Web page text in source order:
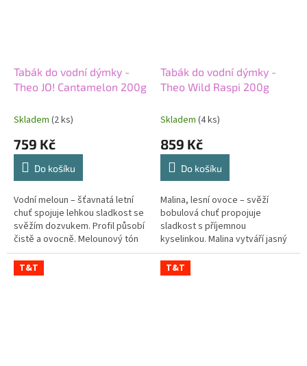
Tabák do vodní dýmky -
Theo JO! Cantamelon 200g
Skladem (2 ks)
759 Kč
Do košíku
Vodní meloun – šťavnatá letní
chuť spojuje lehkou sladkost se
svěžím dozvukem. Profil působí
čistě a ovocně. Melounový tón
není zbytečně těžký. Lehká síla
podporuje jeho svěží...
Tabák do vodní dýmky -
Theo Wild Raspi 200g
Skladem (4 ks)
859 Kč
Do košíku
Malina, lesní ovoce – svěží
bobulová chuť propojuje
sladkost s příjemnou
kyselinkou. Malina vytváří jasný
ovocný základ. Lesní ovoce
přidává hlubší a vrstevnatější
tón. Střední...
T&T T&T